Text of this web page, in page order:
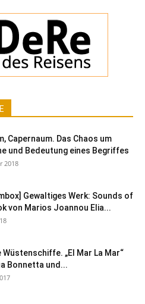
Capernaum. Das Chaos um
und Bedeutung eines Begriffes
2018
Gewaltiges Werk: Sounds of
von Marios Joannou Elia...
Wüstenschiffe. „El Mar La Mar“
Bonnetta und...